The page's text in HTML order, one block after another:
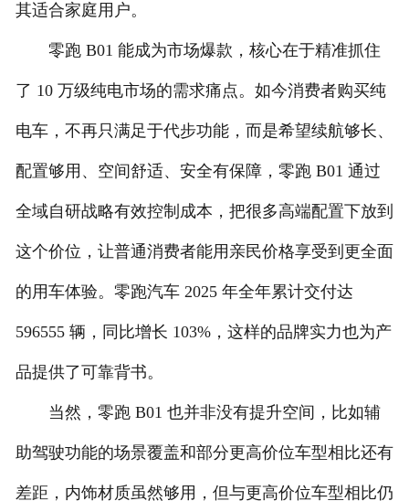
其适合家庭用户。
零跑 B01 能成为市场爆款，核心在于精准抓住
了 10 万级纯电市场的需求痛点。如今消费者购买纯
电车，不再只满足于代步功能，而是希望续航够长、
配置够用、空间舒适、安全有保障，零跑 B01 通过
全域自研战略有效控制成本，把很多高端配置下放到
这个价位，让普通消费者能用亲民价格享受到更全面
的用车体验。零跑汽车 2025 年全年累计交付达
596555 辆，同比增长 103%，这样的品牌实力也为产
品提供了可靠背书。
当然，零跑 B01 也并非没有提升空间，比如辅
助驾驶功能的场景覆盖和部分更高价位车型相比还有
差距，内饰材质虽然够用，但与更高价位车型相比仍